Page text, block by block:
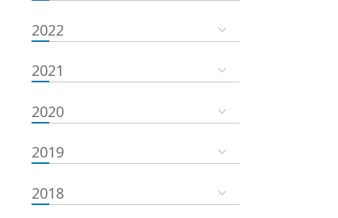
2022
2021
2020
2019
2018